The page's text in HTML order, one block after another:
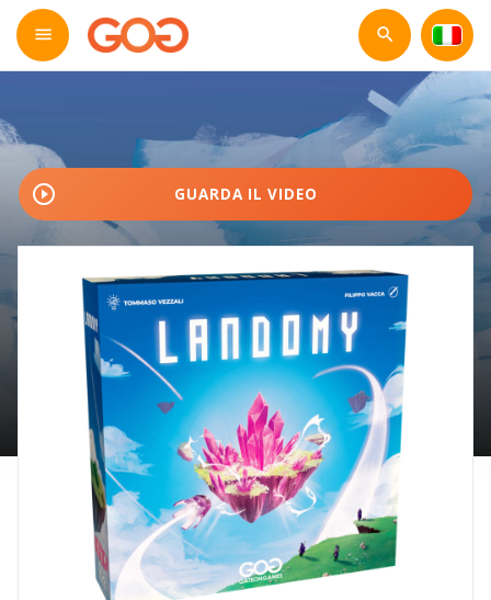
play_circle_outline GUARDA IL VIDEO